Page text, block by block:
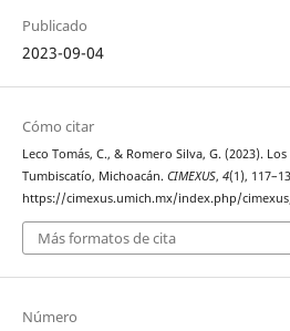
Publicado
2023-09-04
Cómo citar
Leco Tomás, C., & Romero Silva, G. (2023).
Tumbiscatío, Michoacán. CIMEXUS, 4(1),
https://cimexus.umich.mx/index.php/
Más formatos de cita
Número